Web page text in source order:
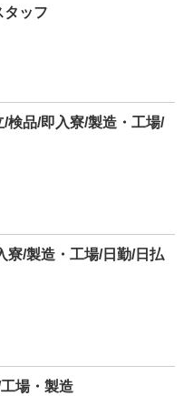
タッフ
/検品/即入寮/製造・工場/
寮/製造・工場/日勤/日払
場・製造